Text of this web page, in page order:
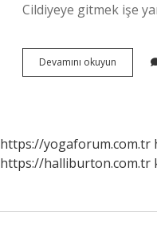
Cildiyeye gitmek işe
Devamını okuyun
Için
https://yogaforum.com.tr
https://halliburton.com.tr